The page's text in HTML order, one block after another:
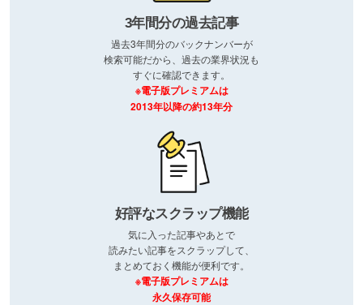
3年間分の過去記事
過去3年間分のバックナンバーが
検索可能だから、過去の業界状況も
すぐに確認できます。
※電子版プレミアムは
2013年以降の約13年分
好評なスクラップ機能
気に入った記事やあとで
読みたい記事をスクラップして、
まとめておく機能が便利です。
※電子版プレミアムは
永久保存可能